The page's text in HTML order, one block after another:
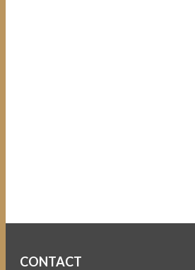
CONTACT